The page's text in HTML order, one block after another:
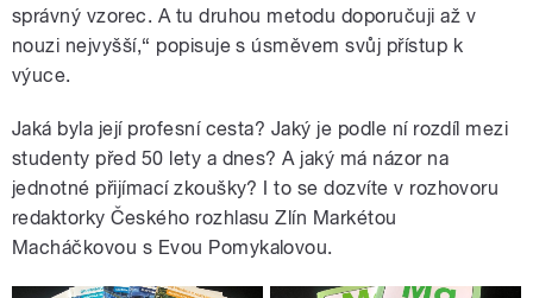
správný vzorec. A tu druhou metodu doporučuji až v
nouzi nejvyšší,“ popisuje s úsměvem svůj přístup k
výuce.
Jaká byla její profesní cesta? Jaký je podle ní rozdíl mezi
studenty před 50 lety a dnes? A jaký má názor na
jednotné přijímací zkoušky? I to se dozvíte v rozhovoru
redaktorky Českého rozhlasu Zlín Markétou
Macháčkovou s Evou Pomykalovou.